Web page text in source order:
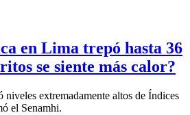
en Lima trepó hasta 36
se siente más calor?
niveles extremadamente altos de Índices
el Senamhi.